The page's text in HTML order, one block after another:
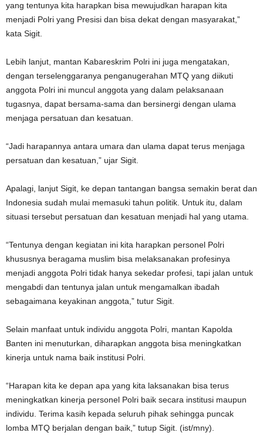
yang tentunya kita harapkan bisa mewujudkan harapan kita
menjadi Polri yang Presisi dan bisa dekat dengan masyarakat,”
kata Sigit.
Lebih lanjut, mantan Kabareskrim Polri ini juga mengatakan,
dengan terselenggaranya penganugerahan MTQ yang diikuti
anggota Polri ini muncul anggota yang dalam pelaksanaan
tugasnya, dapat bersama-sama dan bersinergi dengan ulama
menjaga persatuan dan kesatuan.
“Jadi harapannya antara umara dan ulama dapat terus menjaga
persatuan dan kesatuan,” ujar Sigit.
Apalagi, lanjut Sigit, ke depan tantangan bangsa semakin berat dan
Indonesia sudah mulai memasuki tahun politik. Untuk itu, dalam
situasi tersebut persatuan dan kesatuan menjadi hal yang utama.
“Tentunya dengan kegiatan ini kita harapkan personel Polri
khususnya beragama muslim bisa melaksanakan profesinya
menjadi anggota Polri tidak hanya sekedar profesi, tapi jalan untuk
mengabdi dan tentunya jalan untuk mengamalkan ibadah
sebagaimana keyakinan anggota,” tutur Sigit.
Selain manfaat untuk individu anggota Polri, mantan Kapolda
Banten ini menuturkan, diharapkan anggota bisa meningkatkan
kinerja untuk nama baik institusi Polri.
“Harapan kita ke depan apa yang kita laksanakan bisa terus
meningkatkan kinerja personel Polri baik secara institusi maupun
individu. Terima kasih kepada seluruh pihak sehingga puncak
lomba MTQ berjalan dengan baik,” tutup Sigit. (ist/mny).